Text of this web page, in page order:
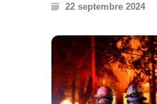
22 septembre 2024